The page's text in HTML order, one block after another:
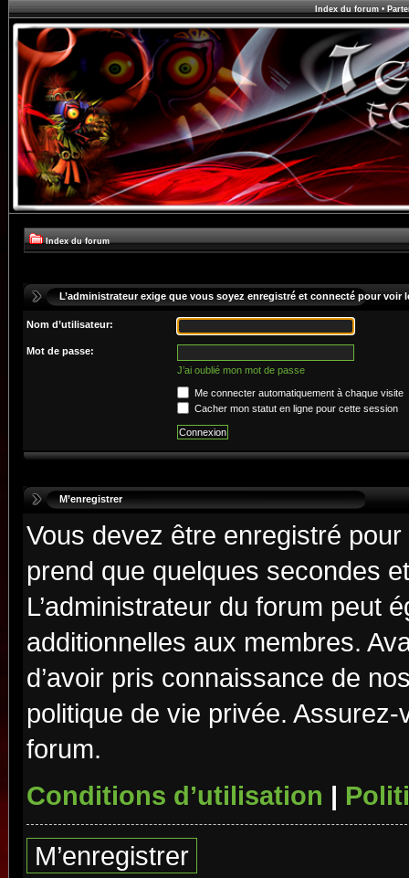
Index du forum•
Index du forum
L’administrateur exige que vous soyez enregistré et connecté pour voir
Nom d’utilisateur:
Mot de passe:
J’ai oublié mon mot de passe
Me connecter automatiquement à chaque visite
Cacher mon statut en ligne pour cette session
M’enregistrer
Vous devez être enregistré
prend que quelques secondes
L’administrateur du forum peut
additionnelles aux membres.
d’avoir pris connaissance de
politique de vie privée.
forum.
Conditions d’utilisation |
M’enregistrer